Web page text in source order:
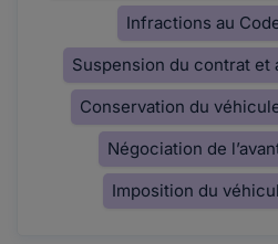
Infractions au
Suspension du contrat et
Conservation du
Négociation de
Imposition du